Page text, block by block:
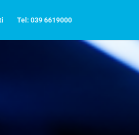
Tel: 039 6619000